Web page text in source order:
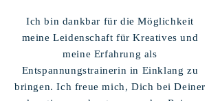
Ich bin dankbar für die Möglichkeit
meine Leidenschaft für Kreatives und
meine Erfahrung als
Entspannungstrainerin in Einklang zu
bringen. Ich freue mich, Dich bei Deiner